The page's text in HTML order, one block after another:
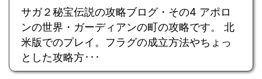
サガ２秘宝伝説の攻略ブログ・その4 アポロ
ンの世界・ガーディアンの町の攻略です。 北
米版でのプレイ。フラグの成立方法やちょっ
とした攻略方･･･